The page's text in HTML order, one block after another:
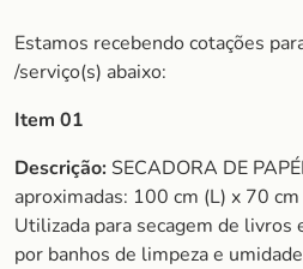
Estamos recebendo cotações
/serviço(s) abaixo:
Item 01
Descrição: SECADORA DE
aproximadas: 100 cm (L) x 70
Utilizada para secagem de livros
por banhos de limpeza e